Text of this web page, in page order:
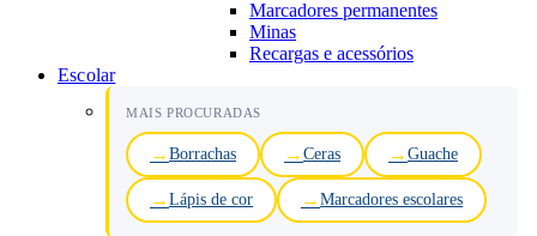
Marcadores permanentes
Minas
Recargas e acessórios
Escolar
MAIS PROCURADAS
Borrachas Ceras Guache
Lápis de cor Marcadores escolares